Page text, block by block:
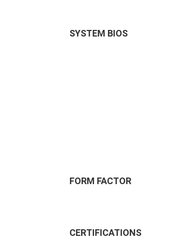
SYSTEM BIOS
FORM FACTOR
CERTIFICATIONS